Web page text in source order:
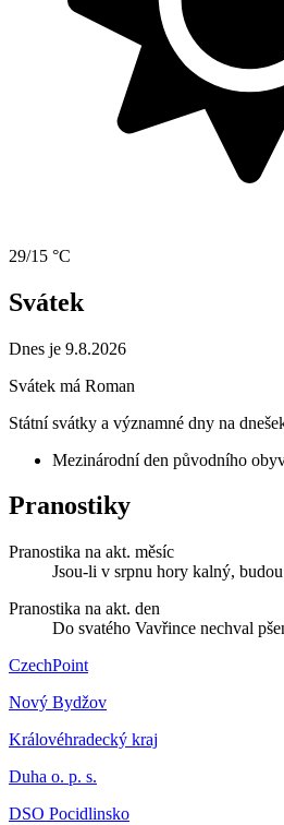
29/15 °C
Svátek
Dnes je 9.8.2026
Svátek má Roman
Státní svátky a významné dny na
Mezinárodní den původního
Pranostiky
Pranostika na akt. měsíc
Jsou-li v srpnu hory kalný,
Pranostika na akt. den
Do svatého Vavřince nechval
CzechPoint
Nový Bydžov
Královéhradecký kraj
Duha o. p. s.
DSO Pocidlinsko